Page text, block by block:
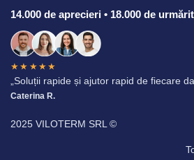
14.000 de aprecieri • 18.000 de
★★★★★
„Soluții rapide și ajutor rapid de fiecare
Caterina R.
2025 VILOTERM SRL ©